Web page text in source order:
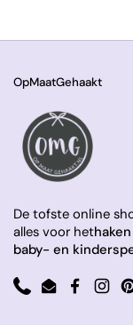
OpMaatGehaakt
De tofste online
alles voor het
baby- en
PhoneEmailFacebook